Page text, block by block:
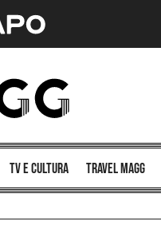
TV e cultura Travel MAGG